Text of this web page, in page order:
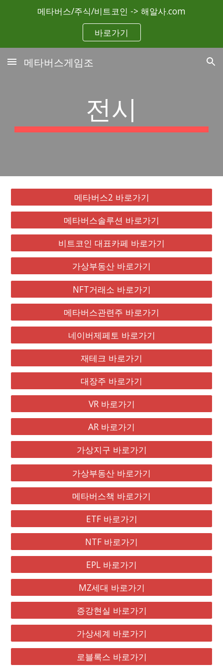
Skip to main content Skip to navigation
메타버스/주식/비트코인 -> 해알사.com
바로가기
메타버스게임조
전시
메타버스2 바로가기
메타버스솔루션 바로가기
비트코인 대표카페 바로가기
가상부동산 바로가기
NFT거래소 바로가기
메타버스관련주 바로가기
네이버제페토 바로가기
재테크 바로가기
대장주 바로가기
VR 바로가기
AR 바로가기
가상지구 바로가기
가상부동산 바로가기
메타버스책 바로가기
ETF 바로가기
NTF 바로가기
EPL 바로가기
MZ세대 바로가기
증강현실 바로가기
가상세계 바로가기
로블록스 바로가기